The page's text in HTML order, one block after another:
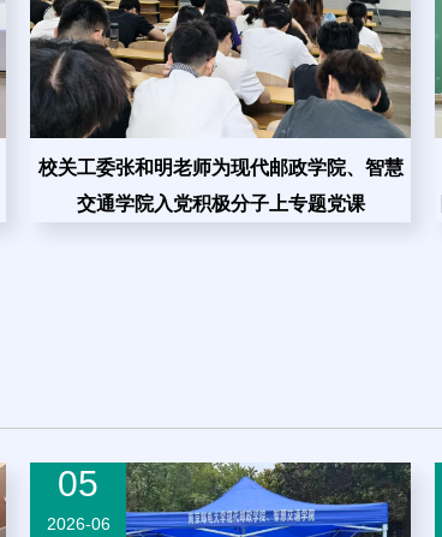
校关工委张和明老师为现代邮政学院、智慧
交通学院入党积极分子上专题党课
05
2026-06